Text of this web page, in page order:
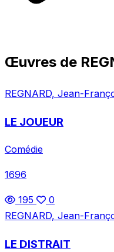
Œuvres de
REGNARD, Jean-
LE JOUEUR
Comédie
1696
195
0
REGNARD, Jean-
LE DISTRAIT